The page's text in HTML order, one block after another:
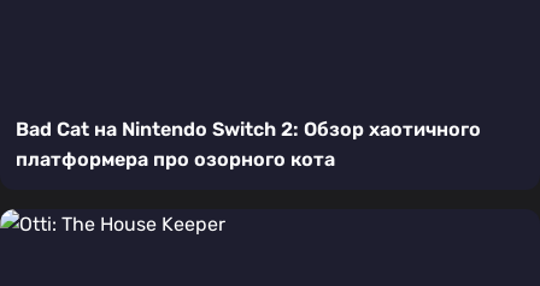
Bad Cat на Nintendo Switch 2: Обзор хаотичного
платформера про озорного кота